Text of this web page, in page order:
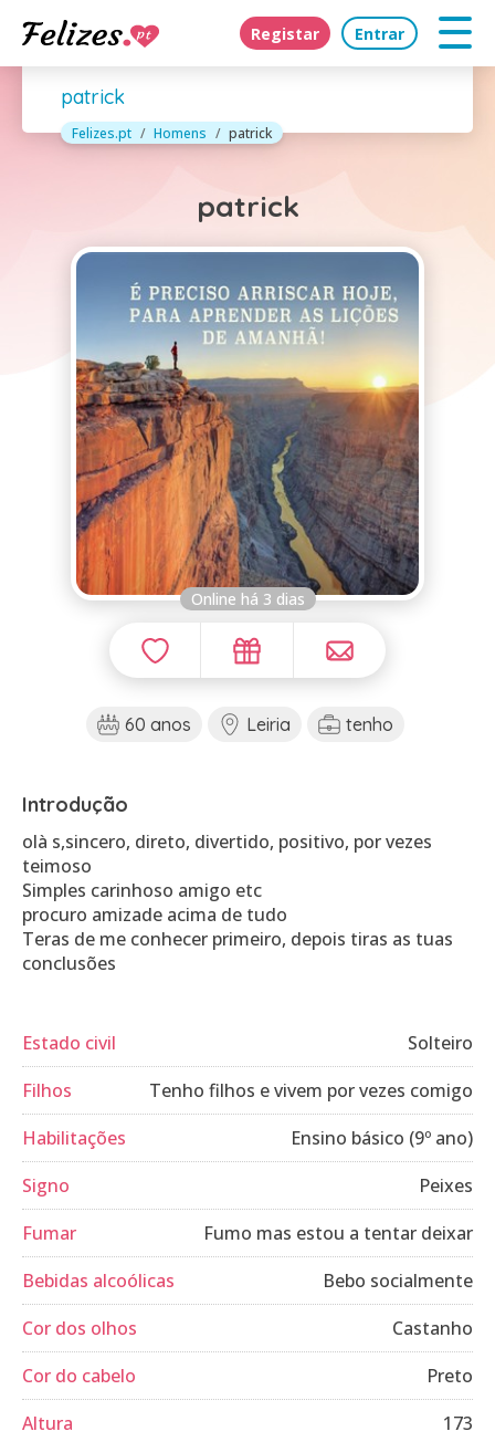
Registar Entrar
patrick
Felizes.pt Homens patrick
patrick
Online há 3 dias
60 anos Leiria tenho
Introdução
olà s,sincero, direto, divertido, positivo, por vezes
teimoso
Simples carinhoso amigo etc
procuro amizade acima de tudo
Teras de me conhecer primeiro, depois tiras as tuas
conclusões
Estado civil
Solteiro
Filhos
Tenho filhos e vivem por vezes comigo
Habilitações
Ensino básico (9º ano)
Signo
Peixes
Fumar
Fumo mas estou a tentar deixar
Bebidas alcoólicas
Bebo socialmente
Cor dos olhos
Castanho
Cor do cabelo
Preto
Altura
173